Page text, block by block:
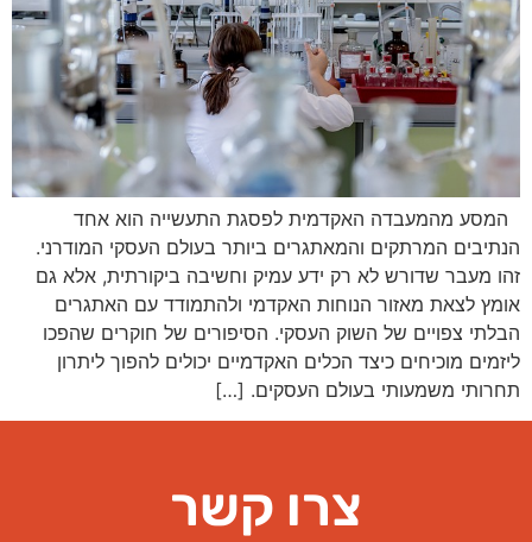
המסע מהמעבדה האקדמית לפסגת התעשייה הוא אחד
הנתיבים המרתקים והמאתגרים ביותר בעולם העסקי המודרני.
זהו מעבר שדורש לא רק ידע עמיק וחשיבה ביקורתית, אלא גם
אומץ לצאת מאזור הנוחות האקדמי ולהתמודד עם האתגרים
הבלתי צפויים של השוק העסקי. הסיפורים של חוקרים שהפכו
ליזמים מוכיחים כיצד הכלים האקדמיים יכולים להפוך ליתרון
תחרותי משמעותי בעולם העסקים. […]
צרו קשר